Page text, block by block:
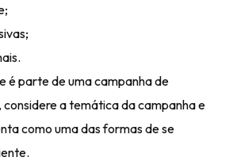
éparte de uma campanhade
atemáticada campanha e
como uma das formas de se